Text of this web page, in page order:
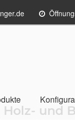
Holz- und